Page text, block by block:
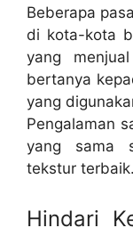
Beberapa
di kota-kota
yang
bertanya
yang
Pengalaman
yang sama
tekstur terbaik.
Hindari